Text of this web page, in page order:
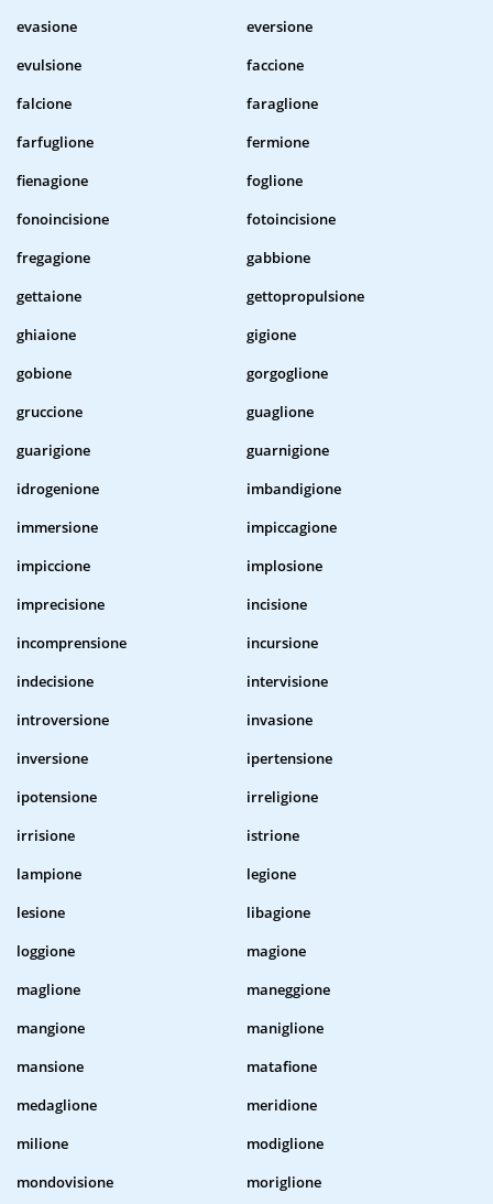
evasione
eversione
evulsione
faccione
falcione
faraglione
farfuglione
fermione
fienagione
foglione
fonoincisione
fotoincisione
fregagione
gabbione
gettaione
gettopropulsione
ghiaione
gigione
gobione
gorgoglione
gruccione
guaglione
guarigione
guarnigione
idrogenione
imbandigione
immersione
impiccagione
impiccione
implosione
imprecisione
incisione
incomprensione
incursione
indecisione
intervisione
introversione
invasione
inversione
ipertensione
ipotensione
irreligione
irrisione
istrione
lampione
legione
lesione
libagione
loggione
magione
maglione
maneggione
mangione
maniglione
mansione
matafione
medaglione
meridione
milione
modiglione
mondovisione
moriglione